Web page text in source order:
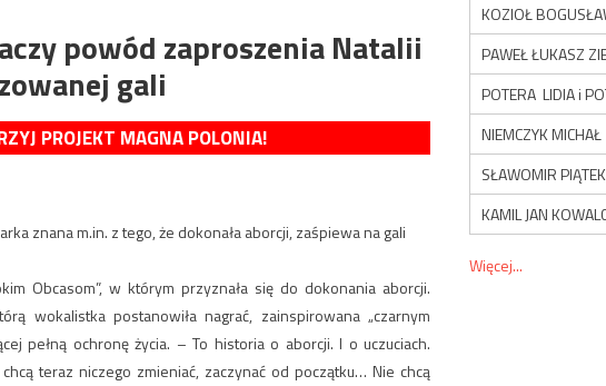
powód zaproszenia Natalii
gali
PROJEKT MAGNA POLONIA!
znana m.in. z tego, że dokonała aborcji, zaśpiewa na gali
Obcasom”, w którym przyznała się do dokonania aborcji.
wokalistka postanowiła nagrać, zainspirowana „czarnym
pełną ochronę życia. – To historia o aborcji. I o uczuciach.
teraz niczego zmieniać, zaczynać od początku… Nie chcą
KOZIOŁ
PAWEŁ ŁUKASZ
POTERA LIDIA i
NIEMCZYK MICHAŁ
SŁAWOMIR PIĄTEK
KAMIL JAN
Więcej...